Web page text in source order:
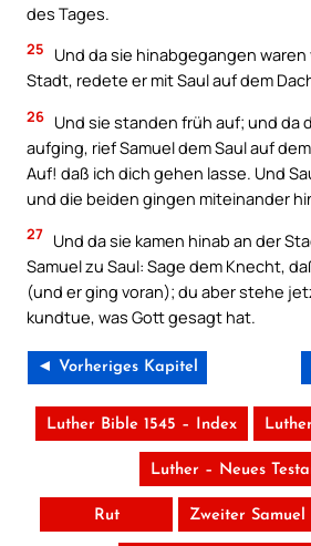
des Tages.
25
Und da sie hinabgegangen
Stadt, redete er mit Saul auf dem
26 Und sie standen früh auf; und da
aufging, rief Samuel dem Saul auf
Auf! daß ich dich gehen lasse. Und
und die beiden gingen miteinander
27 Und da sie kamen hinab an der
Samuel zu Saul: Sage dem Knecht,
(und er ging voran); du aber stehe
kundtue, was Gott gesagt hat.
◄ Vorheriges Kapitel
Luther Bible 1545 – Index
Luther – Neues
Rut Zweiter Samuel